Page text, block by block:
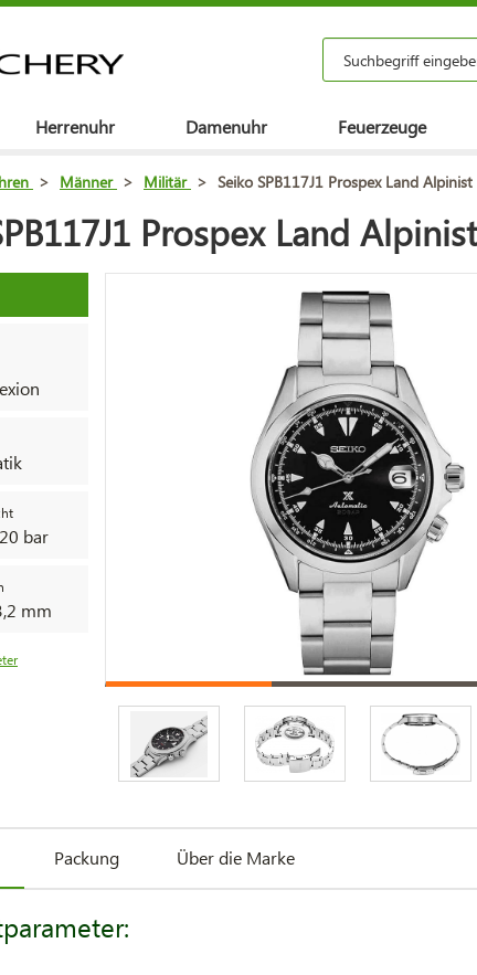
Herrenuhr Damenuhr Feuerzeuge
> Männer > Militär > Seiko SPB117J1 Prospex Land
Prospex Land
bar
mm
Packung Über die Marke